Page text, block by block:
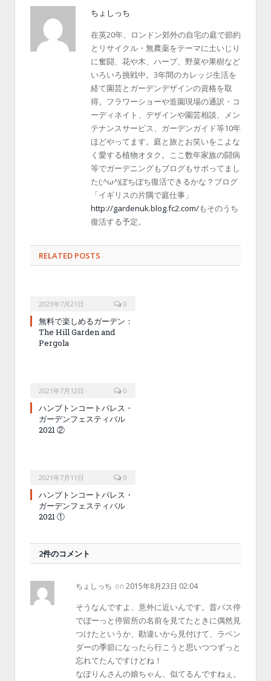
ちょしっち
在英20年、ロンドン郊外の自宅の庭で節約
とリサイクル・無農薬をテーマに土いじり
に奮闘、花や木、ハーブ、野菜や果樹など
いろいろ挑戦中。3年間のカレッジ生活を
経て園芸とガーデンデザインの資格を取
得。フラワーショーや造園現場の通訳・コ
ーディネイト、デザインや園芸相談、メン
テナンスサービス、ガーデンガイド等10年
ほどやってます。庭と旅とお笑いをこよな
く愛する植物オタク。ここ数年家族の闘病
等でガーデニングもブログもサボってまし
た(;^ω^)ぼちぼち復活できるかな？ブログ
「イギリスの片隅で庭仕事」
http://gardenuk.blog.fc2.com/もそのうち
復活する予定。
RELATED POSTS
2023年7月21日 0
無料で楽しめるガーデン：
The Hill Garden and
Pergola
2021年7月12日 0
ハンプトンコートパレス・
ガーデンフェスティバル
2021 ②
2021年7月11日 0
ハンプトンコートパレス・
ガーデンフェスティバル
2021 ①
2件のコメント
ちょしっち on 2015年8月23日 02:04
そうなんですよ、意外に近いんです。昔バス停
でぼーっと停留所の名前を見てたときに偶然見
つけたというか、勘違いから見付けて、ラベン
ダーの季節になったら行こうと思いつつずっと
忘れてたんですけどね！
なぽりんさんの娘ちゃん、似てるんですねぇ。